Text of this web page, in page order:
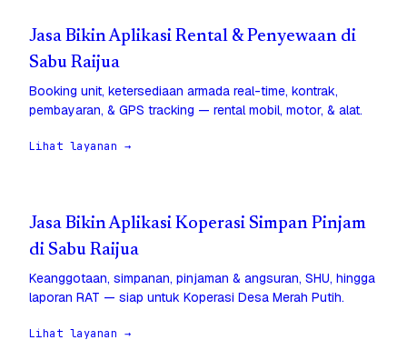
Jasa Bikin Aplikasi Rental & Penyewaan di
Sabu Raijua
Booking unit, ketersediaan armada real-time, kontrak,
pembayaran, & GPS tracking — rental mobil, motor, & alat.
Lihat layanan →
Jasa Bikin Aplikasi Koperasi Simpan Pinjam
di Sabu Raijua
Keanggotaan, simpanan, pinjaman & angsuran, SHU, hingga
laporan RAT — siap untuk Koperasi Desa Merah Putih.
Lihat layanan →